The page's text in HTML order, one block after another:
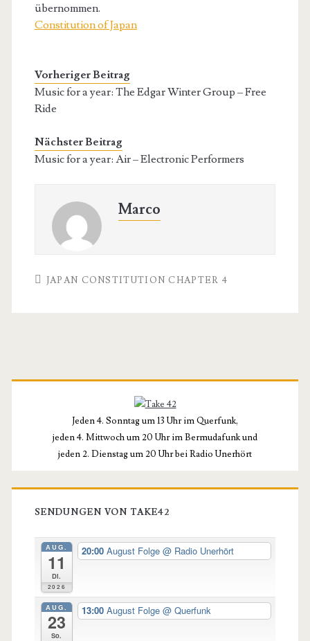
übernommen.
Constitution of Japan
Vorheriger Beitrag
Music for a year: The Edgar Winter Group – Free
Ride
Nächster Beitrag
Music for a year: Air – Electronic Performers
Marco
JAPAN CONSTITUTION CHAPTER 4
Primäre
Seitenleiste
Jeden 4. Sonntag um 13 Uhr im Querfunk,
jeden 4. Mittwoch um 20 Uhr im Bermudafunk und
jeden 2. Dienstag um 20 Uhr bei Radio Unerhört
SENDUNGEN VON TAKE42
AUG.
11
Di.
2026
20:00August Folge@ Radio Unerhört
AUG.
23
So.
13:00August Folge@ Querfunk